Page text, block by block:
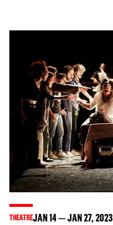
THEATREJAN14 JAN27, 2023